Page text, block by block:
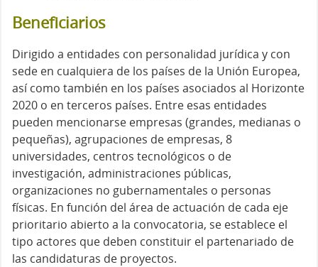
Beneficiarios
Dirigido a entidades con personalidad jurídica y con
sede en cualquiera de los países de la Unión Europea,
así como también en los países asociados al Horizonte
2020 o en terceros países. Entre esas entidades
pueden mencionarse empresas (grandes, medianas o
pequeñas), agrupaciones de empresas, 8
universidades, centros tecnológicos o de
investigación, administraciones públicas,
organizaciones no gubernamentales o personas
físicas. En función del área de actuación de cada eje
prioritario abierto a la convocatoria, se establece el
tipo actores que deben constituir el partenariado de
las candidaturas de proyectos.